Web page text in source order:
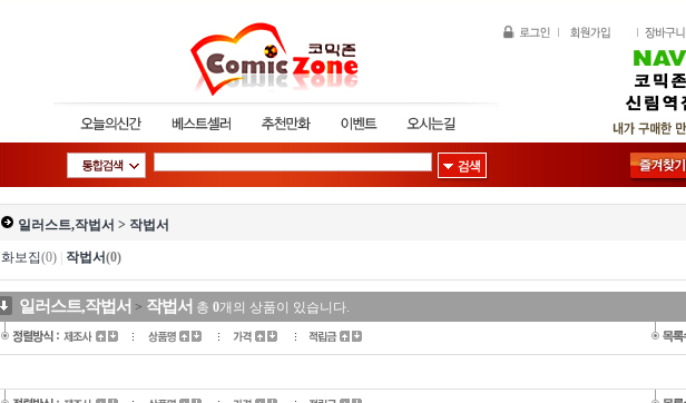
일러스트,작법서 > 작법서
화보집(0) 작법서(0)
일러스트,작법서 > 작법서 총 0개의 상품이 있습니다.